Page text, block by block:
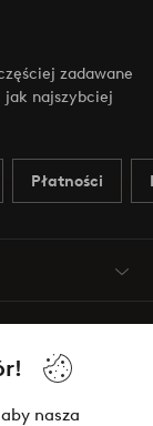
nasza
zadawane
jak najszybciej
Płatności